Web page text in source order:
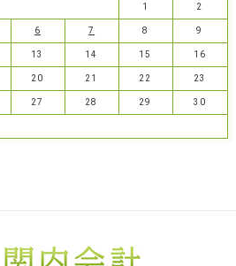
1 2
6 7 8 9
13 14 15 16
20 21 22 23
27 28 29 30